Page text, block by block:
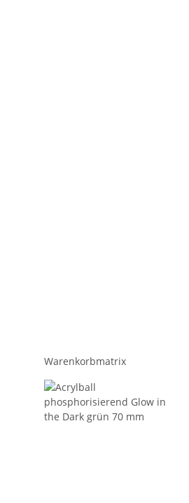
Warenkorbmatrix